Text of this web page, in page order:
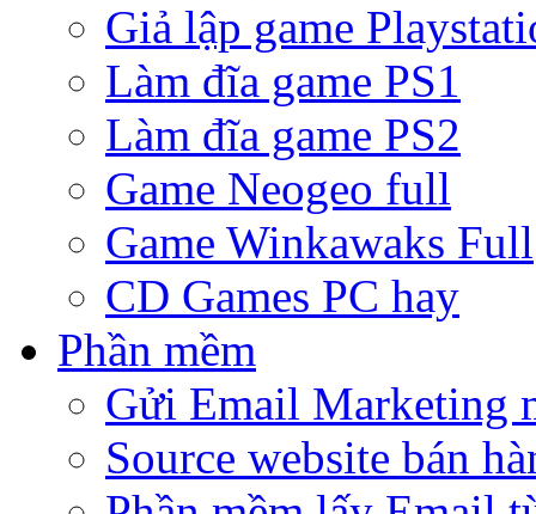
Giả lập game
Làm đĩa game PS1
Làm đĩa game PS2
Game Neogeo full
Game Winkawaks Full
CD Games PC hay
Phần mềm
Gửi Email Marketing
Source website bán